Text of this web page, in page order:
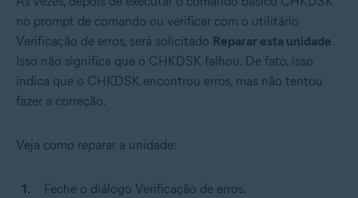
no prompt de comando ou verificar com o utilitário
Verificação de erros, será solicitado Reparar esta unidade.
Isso não significa que o CHKDSK falhou. De fato, isso
indica que o CHKDSK encontrou erros, mas não tentou
fazer a correção.
Veja como reparar a unidade:
Feche o diálogo Verificação de erros.